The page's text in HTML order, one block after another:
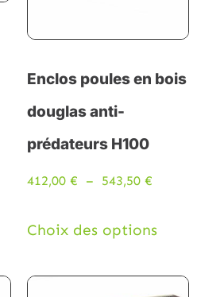
Enclos poules en bois
douglas anti-
prédateurs H100
412,00 € – 543,50 €
Choix des options